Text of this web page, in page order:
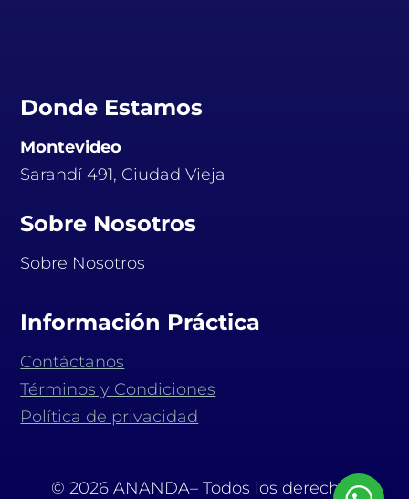
Donde Estamos
Montevideo
Sarandí 491, Ciudad Vieja
Sobre Nosotros
Sobre Nosotros
Información Práctica
Contáctanos
Términos y Condiciones
Política de privacidad
© 2026 ANANDA– Todos los derechos